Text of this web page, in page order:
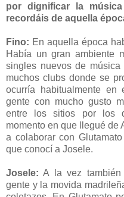
por dignificar la
recordáis de aquella
Fino: En aquella época
Había un gran ambiente
singles nuevos de
muchos clubs donde se
ocurría habitualmente
gente con mucho gusto
entre los sitios por los
momento en que llegué de
a colaborar con
que conocí a Josele.
Josele: A la vez también
gente y la movida